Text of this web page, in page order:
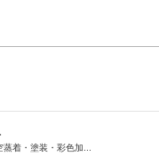
着・塗装・彩色加...